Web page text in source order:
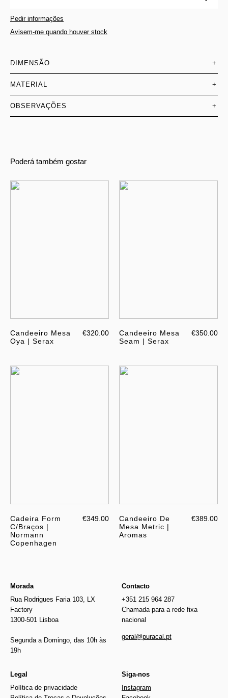
Pedir informações
Avisem-me quando houver stock
DIMENSÃO +
MATERIAL +
OBSERVAÇÕES +
Poderá também gostar
Candeeiro Mesa
Oya | Serax
€320.00
Candeeiro Mesa
Seam | Serax
€350.00
Cadeira Form
C/Braços |
Normann
Copenhagen
€349.00
Candeeiro De
Mesa Metric |
Aromas
€389.00
Morada
Rua Rodrigues Faria 103, LX
Factory
1300-501 Lisboa
Segunda a Domingo, das 10h às
19h
Contacto
+351 215 964 287
Chamada para a rede fixa
nacional
geral@puracal.pt
Legal
Política de privacidade
Siga-nos
Instagram